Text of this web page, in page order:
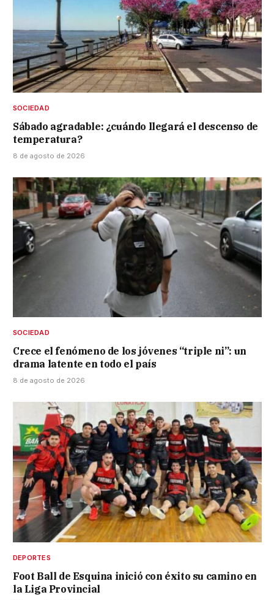
SOCIEDAD
Sábado agradable: ¿cuándo llegará el descenso de
temperatura?
8 de agosto de 2026
SOCIEDAD
Crece el fenómeno de los jóvenes “triple ni”: un
drama latente en todo el país
8 de agosto de 2026
DEPORTES
Foot Ball de Esquina inició con éxito su camino en
la Liga Provincial